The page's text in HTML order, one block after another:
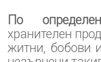
По
хранителен
житни, бобови